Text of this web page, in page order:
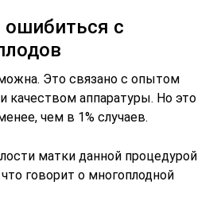
с
Это связано с опытом
качеством аппаратуры. Но это
чем в 1% случаев.
матки данной процедурой
говорит о многоплодной